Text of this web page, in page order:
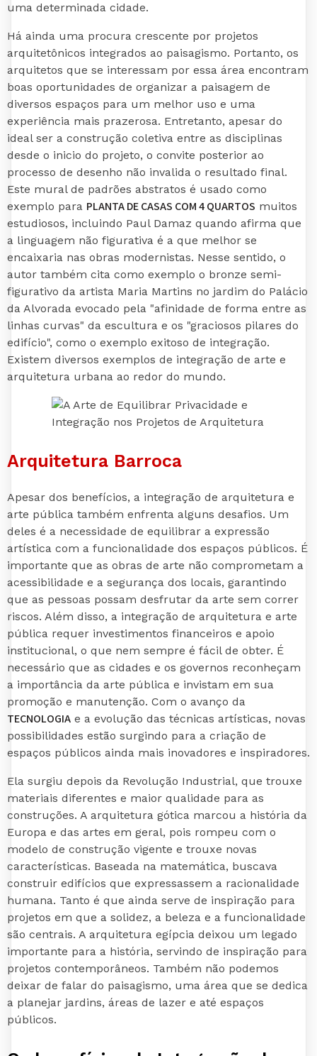
uma determinada cidade.
Há ainda uma procura crescente por projetos
arquitetônicos integrados ao paisagismo. Portanto, os
arquitetos que se interessam por essa área encontram
boas oportunidades de organizar a paisagem de
diversos espaços para um melhor uso e uma
experiência mais prazerosa. Entretanto, apesar do
ideal ser a construção coletiva entre as disciplinas
desde o inicio do projeto, o convite posterior ao
processo de desenho não invalida o resultado final.
Este mural de padrões abstratos é usado como
exemplo para PLANTA DE CASAS COM 4 QUARTOS muitos
estudiosos, incluindo Paul Damaz quando afirma que
a linguagem não figurativa é a que melhor se
encaixaria nas obras modernistas. Nesse sentido, o
autor também cita como exemplo o bronze semi-
figurativo da artista Maria Martins no jardim do Palácio
da Alvorada evocado pela "afinidade de forma entre as
linhas curvas" da escultura e os "graciosos pilares do
edifício", como o exemplo exitoso de integração.
Existem diversos exemplos de integração de arte e
arquitetura urbana ao redor do mundo.
Arquitetura Barroca
Apesar dos benefícios, a integração de arquitetura e
arte pública também enfrenta alguns desafios. Um
deles é a necessidade de equilibrar a expressão
artística com a funcionalidade dos espaços públicos. É
importante que as obras de arte não comprometam a
acessibilidade e a segurança dos locais, garantindo
que as pessoas possam desfrutar da arte sem correr
riscos. Além disso, a integração de arquitetura e arte
pública requer investimentos financeiros e apoio
institucional, o que nem sempre é fácil de obter. É
necessário que as cidades e os governos reconheçam
a importância da arte pública e invistam em sua
promoção e manutenção. Com o avanço da
TECNOLOGIA e a evolução das técnicas artísticas, novas
possibilidades estão surgindo para a criação de
espaços públicos ainda mais inovadores e inspiradores.
Ela surgiu depois da Revolução Industrial, que trouxe
materiais diferentes e maior qualidade para as
construções. A arquitetura gótica marcou a história da
Europa e das artes em geral, pois rompeu com o
modelo de construção vigente e trouxe novas
características. Baseada na matemática, buscava
construir edifícios que expressassem a racionalidade
humana. Tanto é que ainda serve de inspiração para
projetos em que a solidez, a beleza e a funcionalidade
são centrais. A arquitetura egípcia deixou um legado
importante para a história, servindo de inspiração para
projetos contemporâneos. Também não podemos
deixar de falar do paisagismo, uma área que se dedica
a planejar jardins, áreas de lazer e até espaços
públicos.